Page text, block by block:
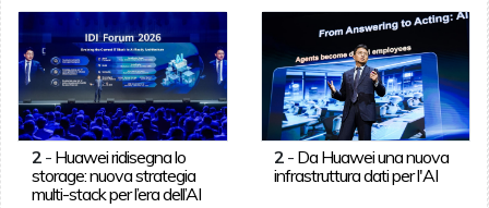
2- Huawei ridisegna lo
storage: nuova strategia
multi-stack per l’era dell’AI
2 - Da Huawei una nuova
infrastruttura dati per l'AI